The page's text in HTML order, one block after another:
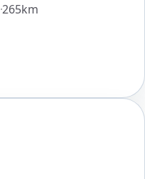
265km